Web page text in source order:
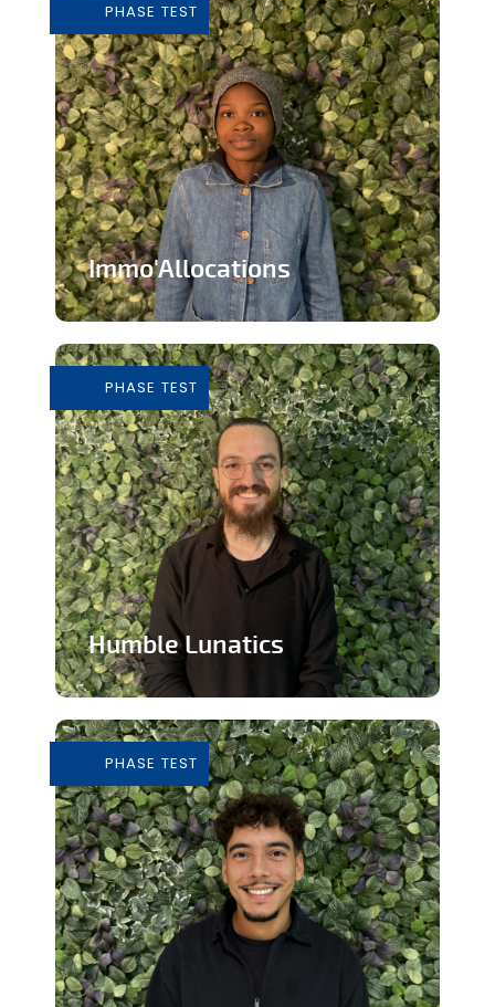
En savoir plus
PHASE TEST
Immo'Allocations
les personnes touchant des...
En savoir plus
PHASE TEST
Humble Lunatics
éthique
En savoir plus
PHASE TEST